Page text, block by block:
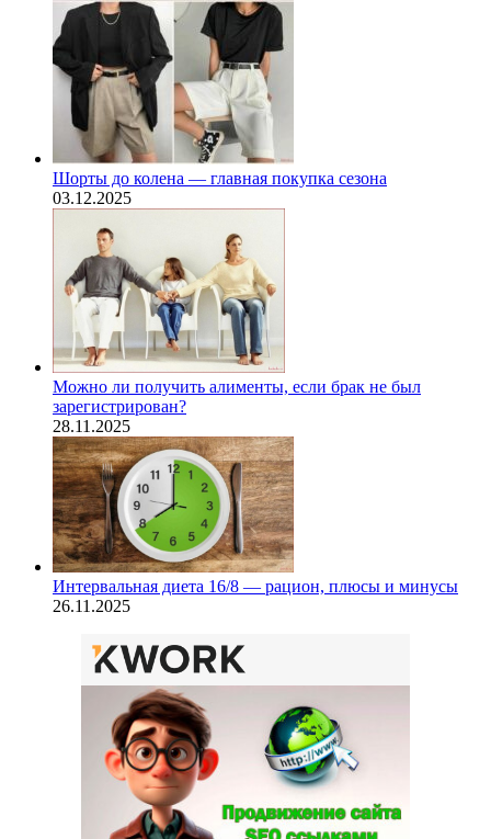
Шорты до колена — главная покупка сезона
03.12.2025
Можно ли получить алименты, если брак не был
зарегистрирован?
28.11.2025
Интервальная диета 16/8 — рацион, плюсы и минусы
26.11.2025